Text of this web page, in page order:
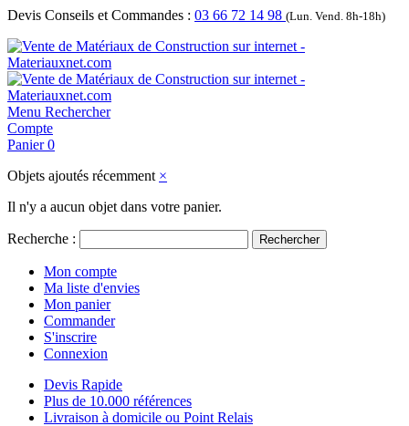
Devis Conseils et Commandes : 03 66 72 14 98 (Lun. Vend. 8h-18h)
Menu Rechercher
Compte
Panier 0
Objets ajoutés récemment ×
Il n'y a aucun objet dans votre panier.
Recherche : Rechercher
Mon compte
Ma liste d'envies
Mon panier
Commander
S'inscrire
Connexion
Devis Rapide
Plus de 10.000 références
Livraison à domicile ou Point Relais